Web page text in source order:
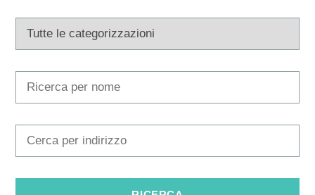
Safe in Dalmatia
info@kastela-info.hr